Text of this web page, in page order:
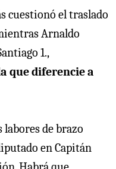
cuestionó el traslado
Arnaldo
1.,
que diferencie a
labores de brazo
en Capitán